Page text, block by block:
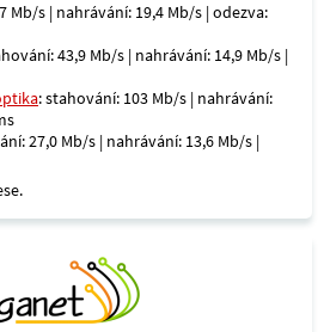
Mb/s | nahrávání: 19,4 Mb/s | odezva:
43,9 Mb/s | nahrávání: 14,9 Mb/s |
: stahování: 103 Mb/s | nahrávání:
27,0 Mb/s | nahrávání: 13,6 Mb/s |